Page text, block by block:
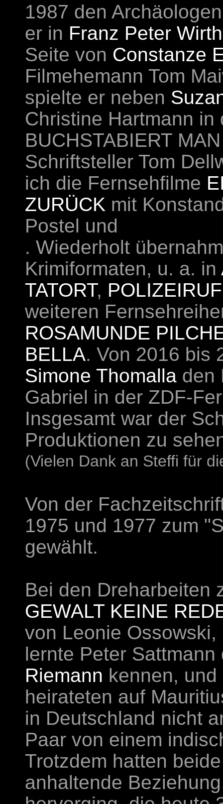
1987 den
er in Franz Peter
Seite von Constanze
Filmehemann Tom
spielte er neben
Christine Hartmann
BUCHSTABIERT
Schriftsteller Tom
ich die Fernsehfilme
ZURÜCK mit
Postel und
. Wiederholt
Krimiformaten, u. a. in
TATORT,
weiteren
ROSAMUNDE
BELLA. Von 2016 bis
Simone Thomalla den
Gabriel in der ZDF-
Insgesamt war der
Produktionen zu
(Vielen Dank an Steffi für
Von der
1975 und 1977 zum
gewählt.
Bei den Dreharbeiten
GEWALT KEINE
von Leonie
lernte Peter
Riemann kennen,
heirateten auf
in Deutschland nicht
Paar von einem
Trotzdem hatten
anhaltende